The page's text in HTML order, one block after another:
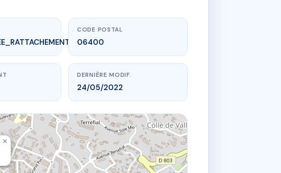
CODE POSTAL
06400
DERNIÈRE MODIF.
24/05/2022
×